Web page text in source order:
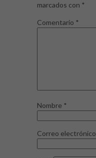
marcados con *
Comentario *
Nombre *
Correo electrónico